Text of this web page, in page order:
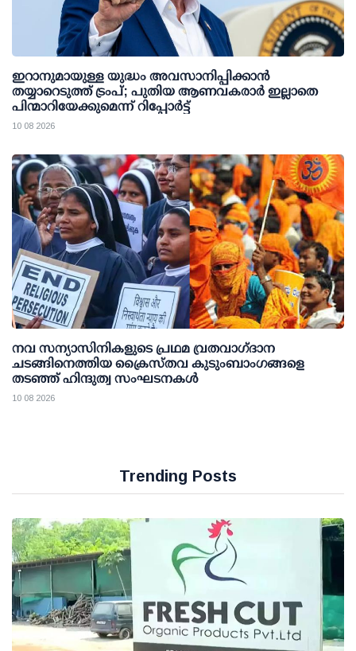
ഇറാനുമായുള്ള യുദ്ധം അവസാനിപ്പിക്കാൻ
തയ്യാറെടുത്ത് ട്രംപ്; പുതിയ ആണവകരാർ ഇല്ലാതെ
പിന്മാറിയേക്കുമെന്ന് റിപ്പോർട്ട്
10 08 2026
നവ സന്യാസിനികളുടെ പ്രഥമ വ്രതവാഗ്‌ദാന
ചടങ്ങിനെത്തിയ ക്രൈസ്തവ കുടുംബാംഗങ്ങളെ
തടഞ്ഞ് ഹിന്ദുത്വ സംഘടനകൾ
10 08 2026
Trending Posts